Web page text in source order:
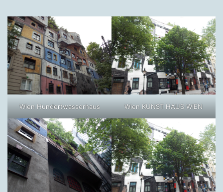
Wien Hundertwasserhaus Wien KUNST HAUS WIEN